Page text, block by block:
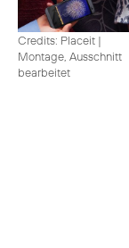
Credits: Placeit |
Montage, Ausschnitt
bearbeitet